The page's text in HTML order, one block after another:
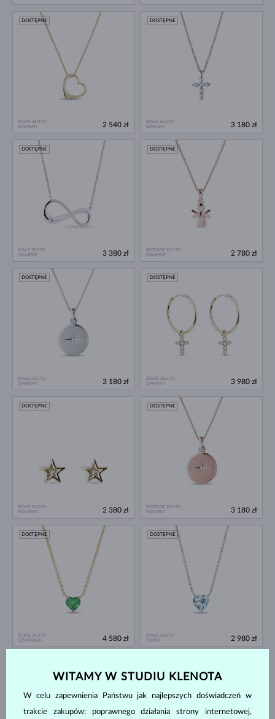
ŻÓŁTE ZŁOTO
DIAMENT
DOSTĘPNE
2 540 zł
BIAŁE ZŁOTO
DIAMENT
DOSTĘPNE
3 180 zł
BIAŁE ZŁOTO
DIAMENT
DOSTĘPNE
3 380 zł
RÓŻOWE ZŁOTO
DIAMENT
DOSTĘPNE
2 780 zł
BIAŁE ZŁOTO
DIAMENT
DOSTĘPNE
3 180 zł
ŻÓŁTE ZŁOTO
DIAMENT
DOSTĘPNE
3 980 zł
ŻÓŁTE ZŁOTO
DIAMENT
DOSTĘPNE
2 380 zł
RÓŻOWE ZŁOTO
DIAMENT
DOSTĘPNE
3 180 zł
ŻÓŁTE ZŁOTO
SZMARAGD
DOSTĘPNE
4 580 zł
BIAŁE ZŁOTO
TOPAZ
DOSTĘPNE
2 980 zł
WITAMY W STUDIU KLENOTA
W celu zapewnienia Państwu jak najlepszych doświadczeń w
trakcie zakupów: poprawnego działania strony internetowej,